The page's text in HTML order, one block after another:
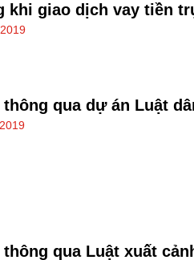
khi giao dịch vay tiền
qua dự án Luật
qua Luật xuất